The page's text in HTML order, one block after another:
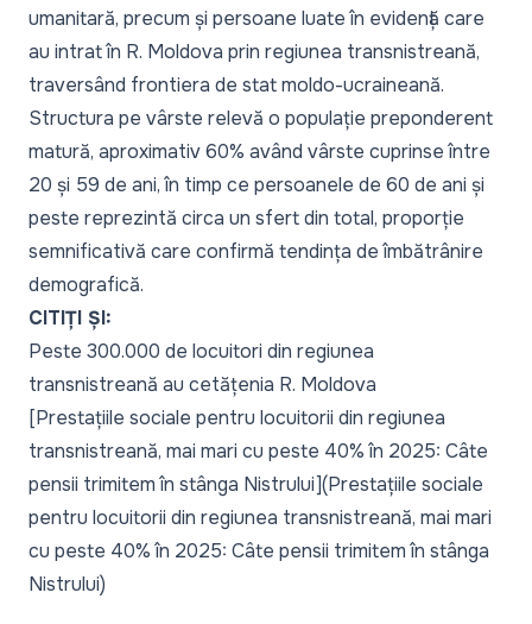
umanitară, precum și persoane luate în evidență care
au intrat în R. Moldova prin regiunea transnistreană,
traversând frontiera de stat moldo-ucraineană.
Structura pe vârste relevă o populație preponderent
matură, aproximativ 60% având vârste cuprinse între
20 și 59 de ani, în timp ce persoanele de 60 de ani și
peste reprezintă circa un sfert din total, proporție
semnificativă care confirmă tendința de îmbătrânire
demografică.
CITIȚI ȘI:
Peste 300.000 de locuitori din regiunea
transnistreană au cetățenia R. Moldova
[Prestațiile sociale pentru locuitorii din regiunea
transnistreană, mai mari cu peste 40% în 2025: Câte
pensii trimitem în stânga Nistrului](Prestațiile sociale
pentru locuitorii din regiunea transnistreană, mai mari
cu peste 40% în 2025: Câte pensii trimitem în stânga
Nistrului)